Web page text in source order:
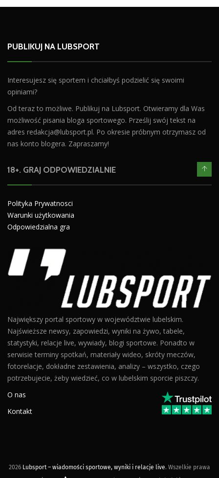
PUBLIKUJ NA LUBSPORT
Interesujesz się sportem i chciałbyś podzielić się swoimi
opiniami?
Od teraz to możliwe. Publikuj na Lubsport. Otwieramy dla Was
możliwość pisania bloga sportowego. Prześlij swój tekst na
adres redakcja@lubsport.pl. Po okresie próbnym otrzymasz od
nas konto blogera. Zapraszamy!
18+. GRAJ ODPOWIEDZIALNIE
Polityka Prywatnosci
Warunki użytkowania
Odpowiedzialna gra
Największy portal sportowy w województwie lubelskim.
Najświeższe newsy, zapowiedzi, wyniki na żywo, tabele,
statystyki, relacje live, wywiady, blogi sportowe. Ponadto w
serwisie terminy spotkań, materiały wideo, skróty meczów,
fotorelacje, dokładne zestawienia, analizy – wszystko, czego
potrzebujecie, żeby wiedzieć, co w lubelskim sporcie piszczy.
O nas
Kontakt
2026 Lubsport – wiadomości sportowe, wyniki i relacje live. Wszelkie prawa